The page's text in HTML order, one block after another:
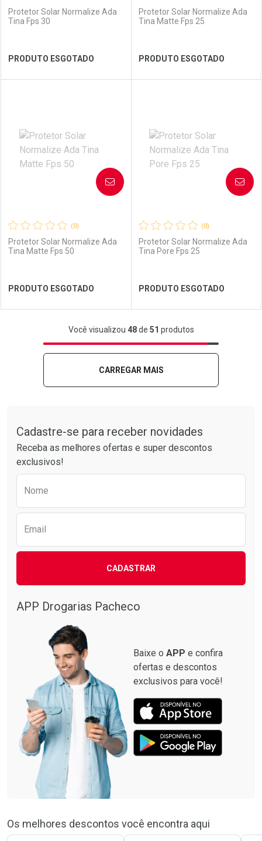
Ver Desconto Convênio Ver Desconto Convênio
Protetor Solar Normalize Ada
Tina Fps 30
PRODUTO ESGOTADO
Laboratório
Ver Desconto Convênio
Por Menos
Protetor Solar Normalize Ada
Tina Matte Fps 25
PRODUTO ESGOTADO
Laboratório
Ver Desconto Convênio
Por Menos
(0)
Protetor Solar Normalize Ada
Tina Matte Fps 50
PRODUTO ESGOTADO
AVISE-ME
FECHAR
Laboratório
Ver Desconto Convênio
FECHAR
Por Menos
(0)
Protetor Solar Normalize Ada
Tina Pore Fps 25
PRODUTO ESGOTADO
AVISE-ME
Laboratório
Ver Desconto Convênio
Por Menos
Você visualizou 48de 51 produtos
CARREGAR MAIS
Cadastre-se para receber novidades
Receba as melhores ofertas e super descontos
exclusivos!
Nome
Email
CADASTRAR
APP Drogarias Pacheco
Baixe o APP e confira
ofertas e descontos
exclusivos para você!
Os melhores descontos você encontra aqui